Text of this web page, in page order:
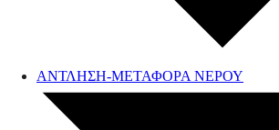
ΑΝΤΛΗΣΗ-ΜΕΤΑΦΟΡΑ ΝΕΡΟΥ